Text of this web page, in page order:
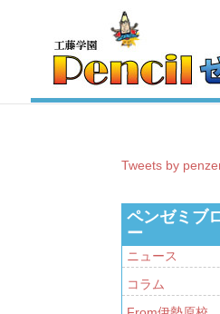
Tweets by
ペンゼミ
ー
ニュース
コラム